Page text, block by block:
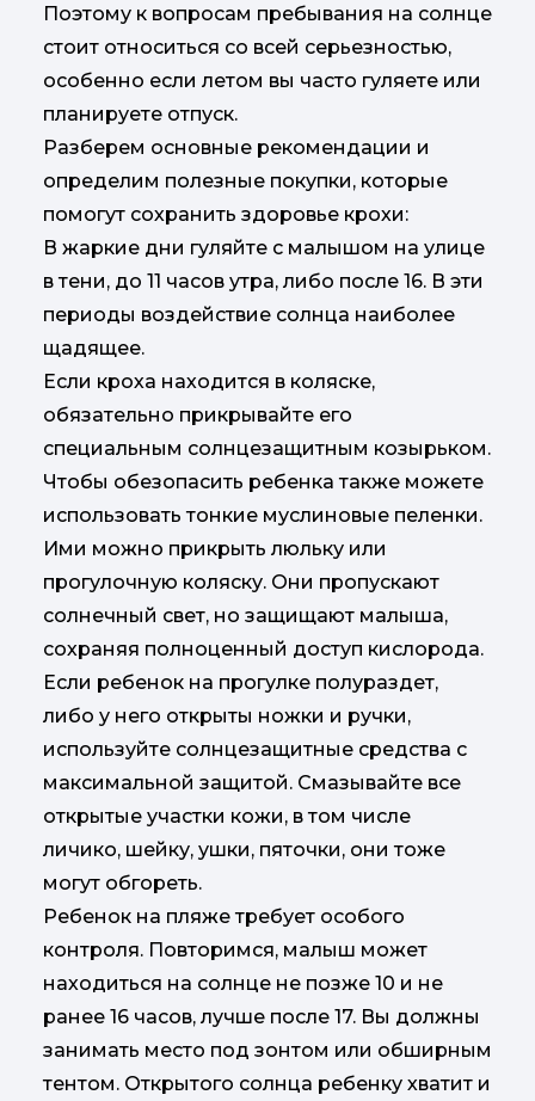
Поэтому к вопросам пребывания на солнце
стоит относиться со всей серьезностью,
особенно если летом вы часто гуляете или
планируете отпуск.
Разберем основные рекомендации и
определим полезные покупки, которые
помогут сохранить здоровье крохи:
В жаркие дни гуляйте с малышом на улице
в тени, до 11 часов утра, либо после 16. В эти
периоды воздействие солнца наиболее
щадящее.
Если кроха находится в коляске,
обязательно прикрывайте его
специальным солнцезащитным козырьком.
Чтобы обезопасить ребенка также можете
использовать тонкие муслиновые пеленки.
Ими можно прикрыть люльку или
прогулочную коляску. Они пропускают
солнечный свет, но защищают малыша,
сохраняя полноценный доступ кислорода.
Если ребенок на прогулке полураздет,
либо у него открыты ножки и ручки,
используйте солнцезащитные средства с
максимальной защитой. Смазывайте все
открытые участки кожи, в том числе
личико, шейку, ушки, пяточки, они тоже
могут обгореть.
Ребенок на пляже требует особого
контроля. Повторимся, малыш может
находиться на солнце не позже 10 и не
ранее 16 часов, лучше после 17. Вы должны
занимать место под зонтом или обширным
тентом. Открытого солнца ребенку хватит и